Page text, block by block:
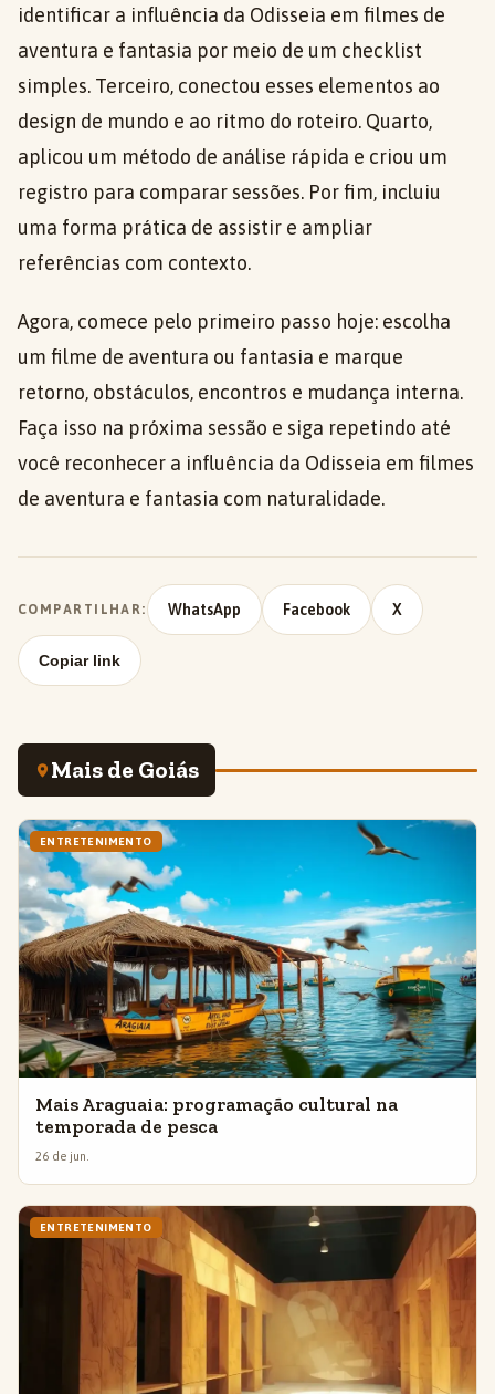
identificar a influência da Odisseia em filmes de
aventura e fantasia por meio de um checklist
simples. Terceiro, conectou esses elementos ao
design de mundo e ao ritmo do roteiro. Quarto,
aplicou um método de análise rápida e criou um
registro para comparar sessões. Por fim, incluiu
uma forma prática de assistir e ampliar
referências com contexto.
Agora, comece pelo primeiro passo hoje: escolha
um filme de aventura ou fantasia e marque
retorno, obstáculos, encontros e mudança interna.
Faça isso na próxima sessão e siga repetindo até
você reconhecer a influência da Odisseia em filmes
de aventura e fantasia com naturalidade.
COMPARTILHAR: WhatsApp Facebook X
Copiar link
Mais de Goiás
ENTRETENIMENTO
Mais Araguaia: programação cultural na
temporada de pesca
26 de jun.
ENTRETENIMENTO